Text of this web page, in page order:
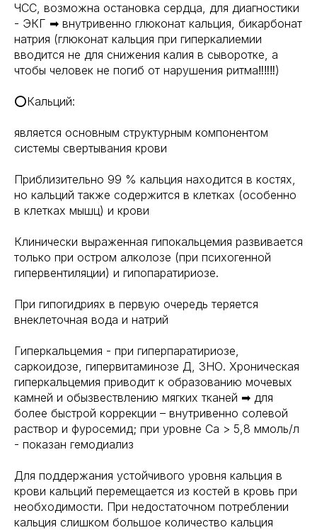
ЧСС, возможна остановка сердца, для диагностики
- ЭКГ ➡ внутривенно глюконат кальция, бикарбонат
натрия (глюконат кальция при гиперкалиемии
вводится не для снижения калия в сыворотке, а
чтобы человек не погиб от нарушения ритма‼‼‼)
⭕Кальций:
является основным структурным компонентом
системы свертывания крови
Приблизительно 99 % кальция находится в костях,
но кальций также содержится в клетках (особенно
в клетках мышц) и крови
Клинически выраженная гипокальцемия развивается
только при остром алколозе (при психогенной
гипервентиляции) и гипопаратириозе.
При гипогидриях в первую очередь теряется
внеклеточная вода и натрий
Гиперкальцемия - при гиперпаратириозе,
саркоидозе, гипервитаминозе Д, ЗНО. Хроническая
гиперкальцемия приводит к образованию мочевых
камней и обызвествлению мягких тканей ➡ для
более быстрой коррекции – внутривенно солевой
раствор и фуросемид; при уровне Са > 5,8 ммоль/л
- показан гемодиализ
Для поддержания устойчивого уровня кальция в
крови кальций перемещается из костей в кровь при
необходимости. При недостаточном потреблении
кальция слишком большое количество кальция